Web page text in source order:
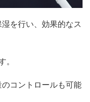
を行い、効果的なス
。
コントロールも可能